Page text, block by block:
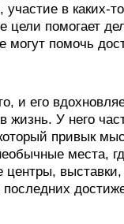
в каких-
помогает
помочь
и его
жизнь. У него
привык
места,